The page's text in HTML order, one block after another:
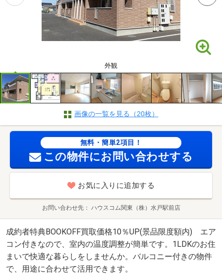
外観
画像の一覧を見る（20枚）
無料・簡単2項目！
この物件にお問い合わせする
お気に入りに追加する
お問い合わせ先 ハウスコム関東（株）水戸駅前店
成約者特典BOOKOFF買取価格10％UP(景品限度額内) エア
コン付きなので、室内の温度調整が簡単です。1LDKのお住
まいで快適な暮らしをしませんか。バルコニー付きの物件
で、用途に合わせて活用できます。